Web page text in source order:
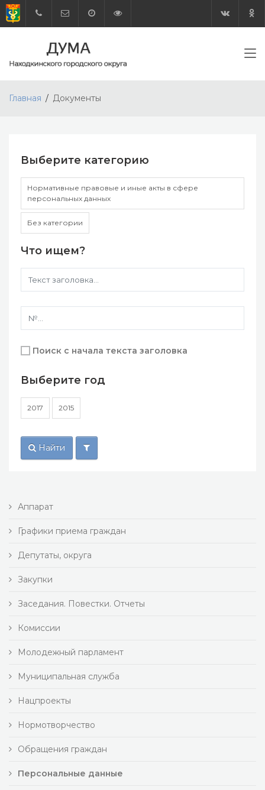
Главная Документы
Выберите категорию
Нормативные правовые и иные акты в сфере
персональных данных
Без категории
Что ищем?
Поиск с начала текста заголовка
Выберите год
2017 2015
Найти
Аппарат
Графики приема граждан
Депутаты, округа
Закупки
Заседания. Повестки. Отчеты
Комиссии
Молодежный парламент
Муниципальная служба
Нацпроекты
Нормотворчество
Обращения граждан
Персональные данные